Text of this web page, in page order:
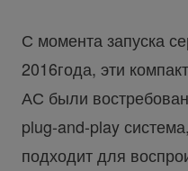
С момента запуска
2016года, эти
АС были
plug-and-play
подходит для